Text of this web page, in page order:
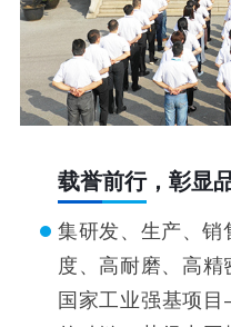
载誉前行，彰显
集研发、生产、销
度、高耐磨、高
国家工业强基项